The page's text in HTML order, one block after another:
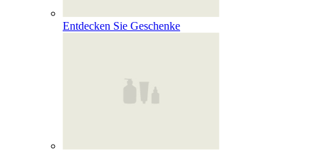
Entdecken Sie Geschenke